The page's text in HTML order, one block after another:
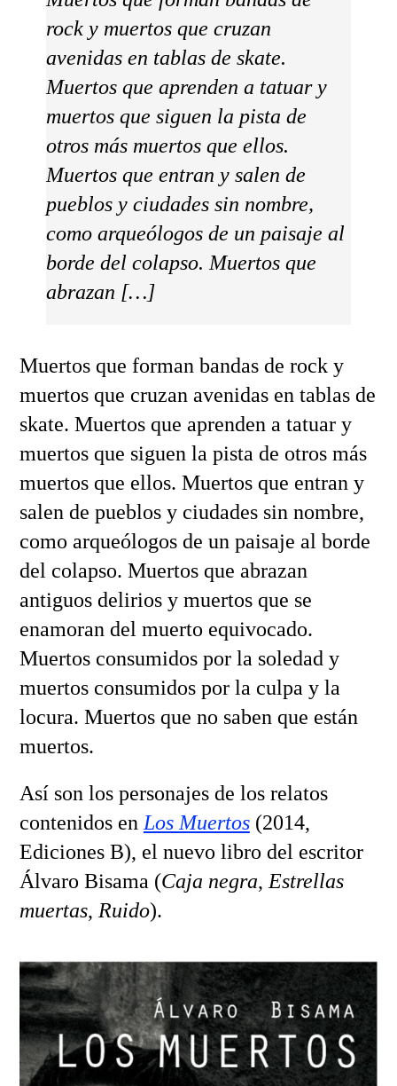
rock y muertos que cruzan
avenidas en tablas de skate.
Muertos que aprenden a tatuar y
muertos que siguen la pista de
otros más muertos que ellos.
Muertos que entran y salen de
pueblos y ciudades sin nombre,
como arqueólogos de un paisaje al
borde del colapso. Muertos que
abrazan […]
Muertos que forman bandas de rock y
muertos que cruzan avenidas en tablas de
skate. Muertos que aprenden a tatuar y
muertos que siguen la pista de otros más
muertos que ellos. Muertos que entran y
salen de pueblos y ciudades sin nombre,
como arqueólogos de un paisaje al borde
del colapso. Muertos que abrazan
antiguos delirios y muertos que se
enamoran del muerto equivocado.
Muertos consumidos por la soledad y
muertos consumidos por la culpa y la
locura. Muertos que no saben que están
muertos.
Así son los personajes de los relatos
contenidos en Los Muertos(2014,
Ediciones B), el nuevo libro del escritor
Álvaro Bisama (Caja negra, Estrellas
muertas, Ruido).